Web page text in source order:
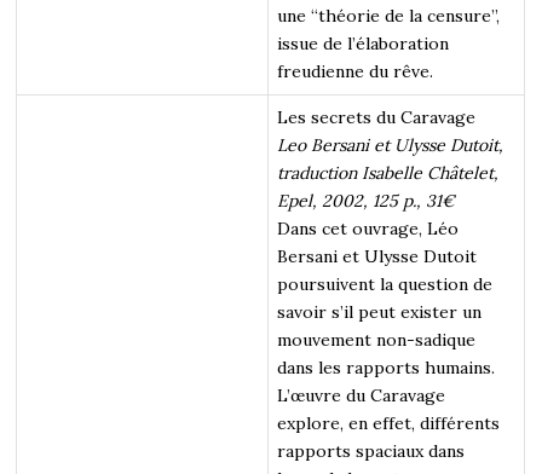
une “théorie de la censure”,
issue de l’élaboration
freudienne du rêve.
Les secrets du Caravage
Leo Bersani et Ulysse Dutoit,
traduction Isabelle Châtelet,
Epel, 2002, 125 p., 31€
Dans cet ouvrage, Léo
Bersani et Ulysse Dutoit
poursuivent la question de
savoir s’il peut exister un
mouvement non-sadique
dans les rapports humains.
L’œuvre du Caravage
explore, en effet, différents
rapports spaciaux dans